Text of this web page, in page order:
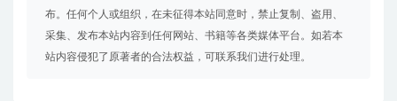
布。任何个人或组织，在未征得本站同意时，禁止复制、盗用、
采集、发布本站内容到任何网站、书籍等各类媒体平台。如若本
站内容侵犯了原著者的合法权益，可联系我们进行处理。